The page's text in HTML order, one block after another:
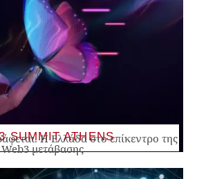
SUMMIT ATHENS
Η Ελλάδα στο επίκεντρο της
Web3 μετάβασης